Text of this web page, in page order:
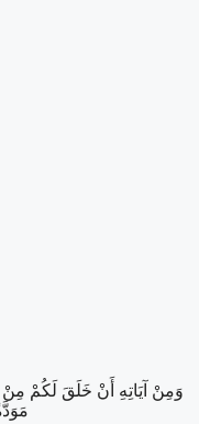
وَمِنْ آيَاتِهِ أَنْ خَلَقَ لَكُمْ مِنْ